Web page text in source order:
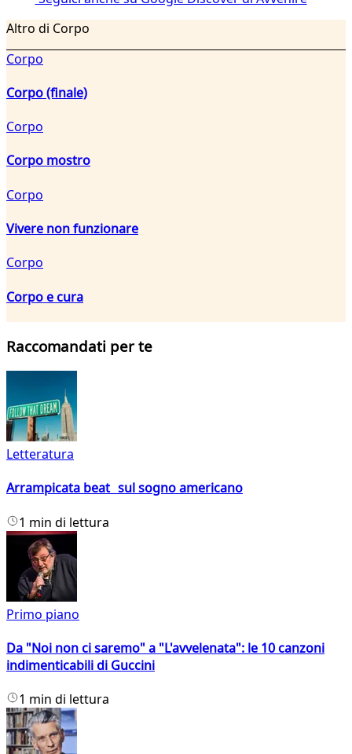
Altro di Corpo
Corpo
Corpo (finale)
Corpo
Corpo mostro
Corpo
Vivere non funzionare
Corpo
Corpo e cura
Raccomandati per te
Letteratura
Arrampicata beat sul sogno americano
1 min di lettura
Primo piano
Da "Noi non ci saremo" a "L'avvelenata": le 10 canzoni
indimenticabili di Guccini
1 min di lettura